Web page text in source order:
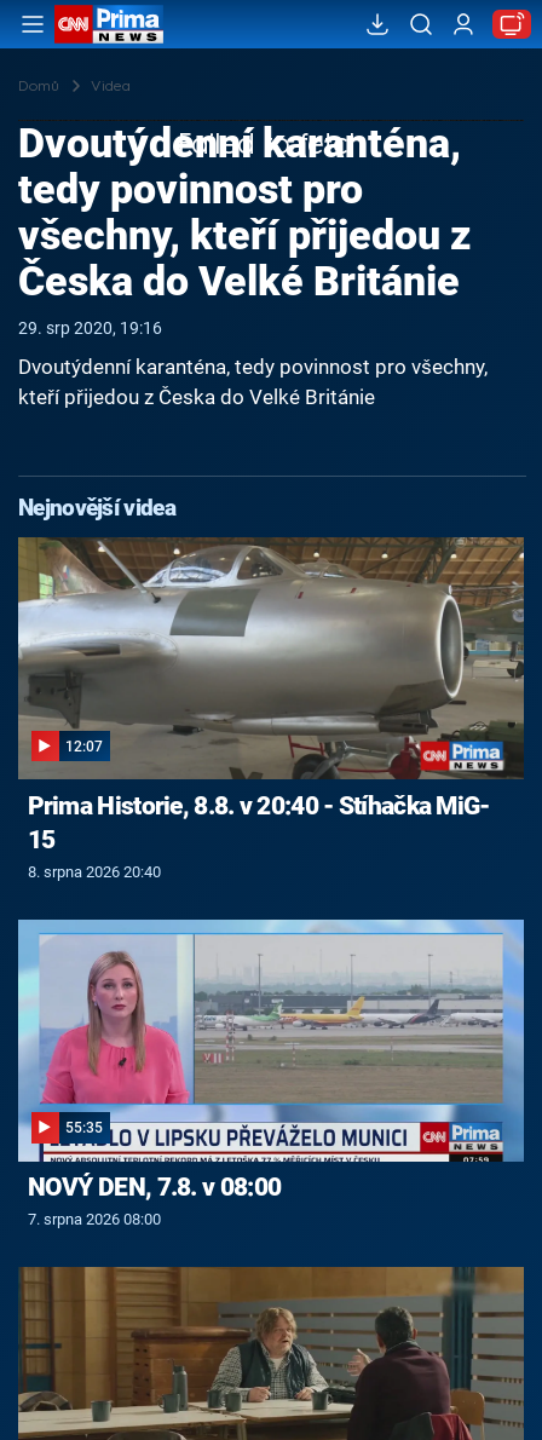
Domů Videa
Failed to fetch
Dvoutýdenní karanténa,
tedy povinnost pro
všechny, kteří přijedou z
Česka do Velké Británie
29. srp 2020, 19:16
Dvoutýdenní karanténa, tedy povinnost pro všechny,
kteří přijedou z Česka do Velké Británie
Nejnovější videa
12:07
Prima Historie, 8.8. v 20:40 - Stíhačka MiG-
15
8. srpna 2026 20:40
55:35
NOVÝ DEN, 7.8. v 08:00
7. srpna 2026 08:00